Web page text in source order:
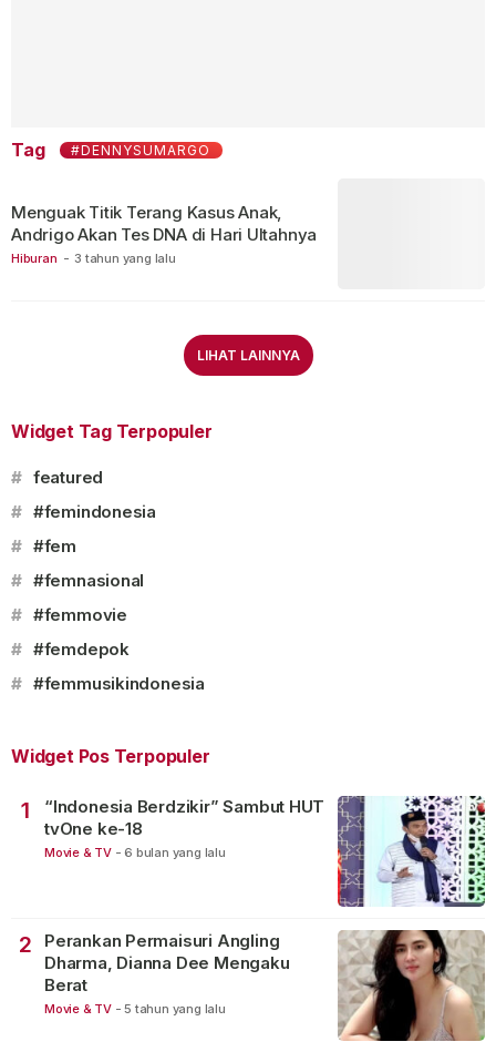
Tag #DENNYSUMARGO
Hiburan - 3 tahun yang lalu
Menguak Titik Terang Kasus Anak,
Andrigo Akan Tes DNA di Hari Ultahnya
LIHAT LAINNYA
Widget Tag Terpopuler
# featured
# #femindonesia
# #fem
# #femnasional
# #femmovie
# #femdepok
# #femmusikindonesia
Widget Pos Terpopuler
1
“Indonesia Berdzikir” Sambut HUT
tvOne ke-18
Movie & TV - 6 bulan yang lalu
2
Perankan Permaisuri Angling
Dharma, Dianna Dee Mengaku
Berat
Movie & TV - 5 tahun yang lalu